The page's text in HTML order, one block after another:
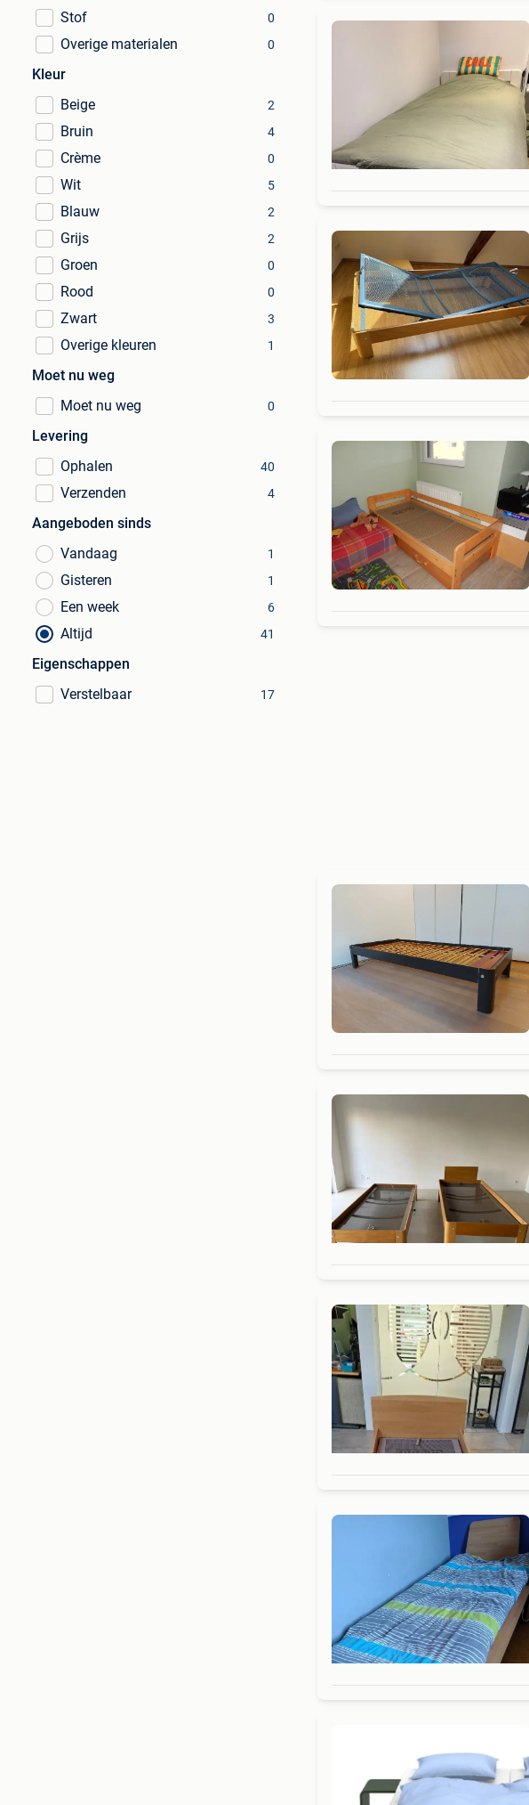
Stof 0
Overige materialen 0
Kleur
Beige
2
Bruin 4
Crème 0
Wit 5
Blauw 2
Grijs 2
Groen 0
Rood 0
Zwart 3
Overige kleuren 1
Moet nu weg
Moet nu weg
0
Levering
Ophalen
40
Verzenden 4
Aangeboden sinds
Vandaag
1
Gisteren 1
Een week 6
Altijd 41
Eigenschappen
Verstelbaar
17